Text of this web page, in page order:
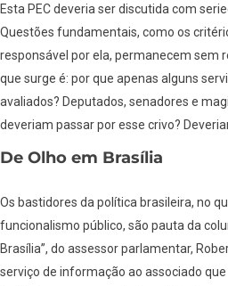
Esta PEC deveria ser discutida com
Questões fundamentais, como os
responsável por ela, permanecem sem
que surge é: por que apenas alguns
avaliados? Deputados, senadores e
deveriam passar por esse crivo?
De Olho em Brasília
Os bastidores da política brasileira, no
funcionalismo público, são pauta da
Brasília”, do assessor parlamentar,
serviço de informação ao associado